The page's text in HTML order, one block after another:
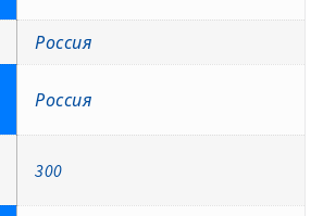
Россия
Россия
300